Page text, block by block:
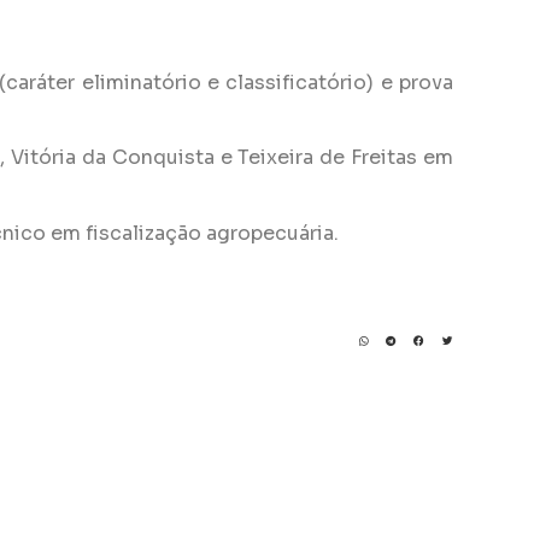
eliminatório e classificatório) e prova
da Conquista e Teixeira de Freitas em
em fiscalização agropecuária.